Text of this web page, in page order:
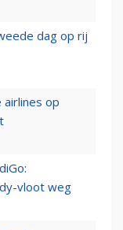
dag op rij
airlines op
vloot weg